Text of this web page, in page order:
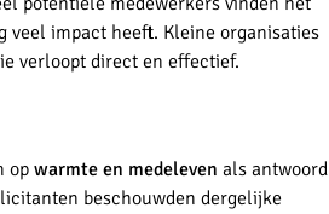
impact heeft. Kleine organisaties
verloopt direct en effectief.
op warmte en medeleven als antwoord
beschouwden dergelijke